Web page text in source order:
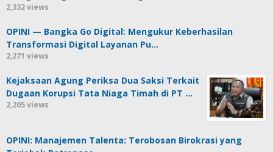
2,332 views
OPINI — Bangka Go Digital: Mengukur Keberhasilan
Transformasi Digital Layanan Pu…
2,271 views
Kejaksaan Agung Periksa Dua Saksi Terkait
Dugaan Korupsi Tata Niaga Timah di PT …
2,205 views
OPINI: Manajemen Talenta: Terobosan Birokrasi yang